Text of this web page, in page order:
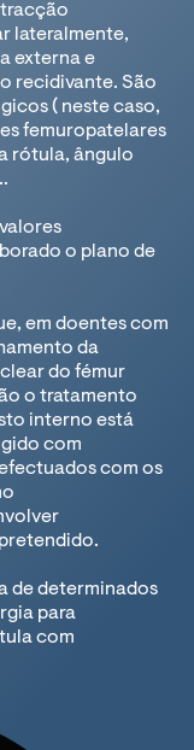
lateralmente,
externa e
recidivante. São
( neste caso,
femuropatelares
rótula, ângulo
o plano de
em doentes com
da
do fémur
o tratamento
interno está
com
com os
de determinados
para
com